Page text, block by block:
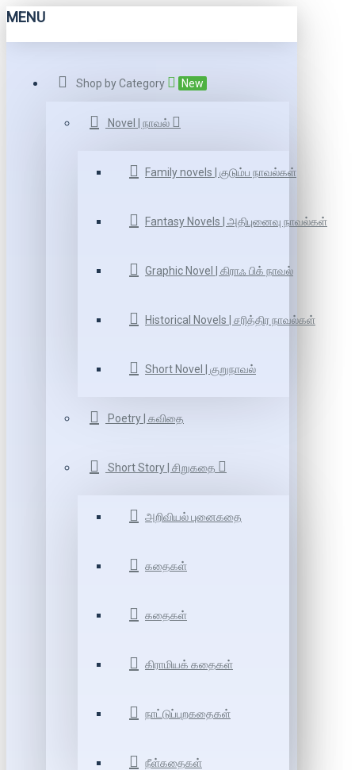
MENU
Shop by Category New
Novel | நாவல்
Family novels | குடும்ப நாவல்கள்
Fantasy Novels | அதிபுனைவு நாவல்கள்
Graphic Novel | கிராஃ பிக் நாவல்
Historical Novels | சரித்திர நாவல்கள்
Short Novel | குறுநாவல்
Poetry | கவிதை
Short Story | சிறுகதை
அறிவியல் புனைகதை
கதைகள்
கதைகள்
கிராமியக் கதைகள்
நாட்டுப்புறகதைகள்
நீள்கதைகள்